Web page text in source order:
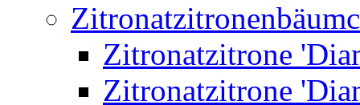
Zitronatzitrone
Zitronatzitrone